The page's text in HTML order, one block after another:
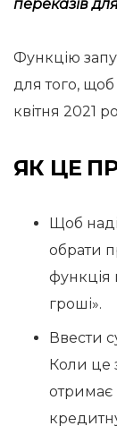
переказів
Функцію
для того, щоб
квітня 2021
ЯК ЦЕ
Щоб
обрати
функція
гроші».
Ввести
Коли це
отримає